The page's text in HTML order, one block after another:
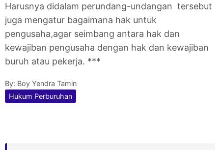
Harusnya didalam perundang-undangan tersebut
juga mengatur bagaimana hak untuk
pengusaha,agar seimbang antara hak dan
kewajiban pengusaha dengan hak dan kewajiban
buruh atau pekerja. ***
By: Boy Yendra Tamin
Hukum Perburuhan